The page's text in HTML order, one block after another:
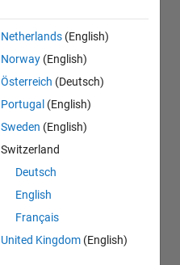
Netherlands (English)
Norway (English)
Österreich (Deutsch)
Portugal (English)
Sweden (English)
Switzerland
Deutsch
English
Français
United Kingdom (English)